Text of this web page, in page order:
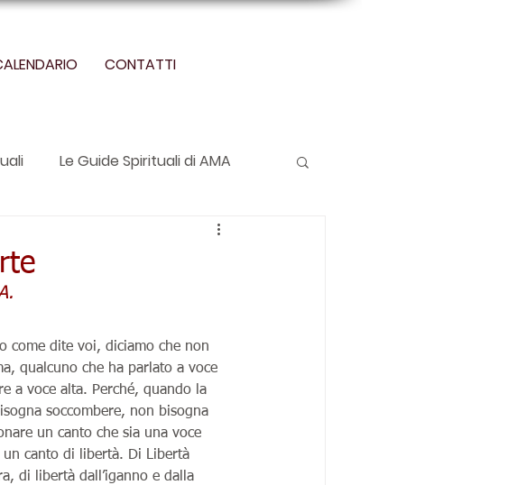
CONTATTI
Le Guide Spirituali di AMA
come dite voi, diciamo che non
qualcuno che ha parlato a voce
a voce alta. Perché, quando la
soccombere, non bisogna
un canto che sia una voce
un canto di libertà. Di Libertà
di libertà dall’iganno e dalla